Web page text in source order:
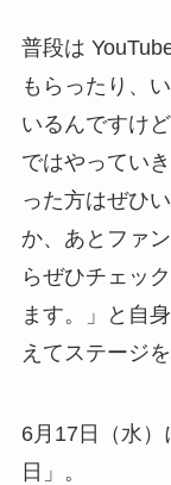
普段は
もらったり、
いるんですけ
ではやってい
った方はぜひ
か、あとファ
らぜひチェッ
ます。」と自
えてステージ
6月17日（水
日」。